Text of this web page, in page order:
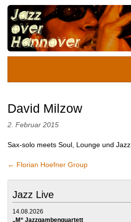
David Milzow
2. Februar 2015
Sax-solo meets Soul, Lounge und Jazz
← Florian Hoefner Group
Jazz Live
14.08.2026
„M“ Jazzgambenquartett